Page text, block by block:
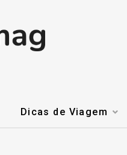
Dicas de Viagem